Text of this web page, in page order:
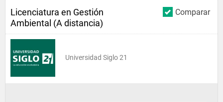
Comparar
Licenciatura en Gestión
Ambiental (A distancia)
Universidad Siglo 21